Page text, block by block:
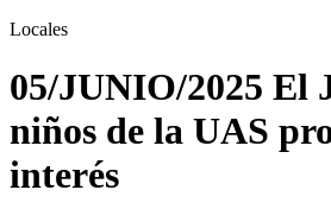
Locales
05/JUNIO/2025 El
niños de la UAS
interés